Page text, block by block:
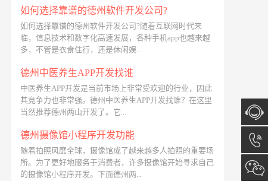
如何选择靠谱的德州软件开发公司?
如何选择靠谱的德州软件开发公司?随着互联网时代来
临，信息技术和数字化高速发展，各种手机app也越来越
多，不管是衣食住行，还是休闲娱...
德州中医养生APP开发找谁
中医养生APP开发是当前市场上非常受欢迎的行业，因此
其竞争力也非常强。德州中医养生APP开发找谁？在这里
当然推荐德州两山开发了。它...
德州摄像馆小程序开发功能
随着拍照风靡全球，摄像馆成了越来越多人拍照的重要场
所。为了更好地服务于消费者，许多摄像馆开始寻求自己
的摄像馆小程序开发。下面德州两...
在线咨
询